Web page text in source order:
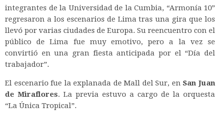
integrantes de la Universidad de la Cumbia, “Armonía 10”
regresaron a los escenarios de Lima tras una gira que los
llevó por varias ciudades de Europa. Su reencuentro con el
público de Lima fue muy emotivo, pero a la vez se
convirtió en una gran fiesta anticipada por el “Día del
trabajador”.
El escenario fue la explanada de Mall del Sur, enSan Juan
de Miraflores. La previa estuvo a cargo de la orquesta
“La Única Tropical”.